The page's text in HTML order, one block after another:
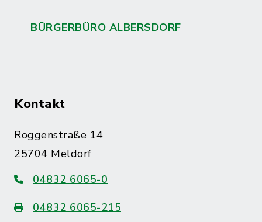
BÜRGERBÜRO ALBERSDORF
Kontakt
Roggenstraße 14
25704 Meldorf
04832 6065-0
04832 6065-215